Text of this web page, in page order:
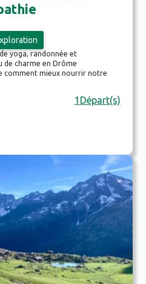
yoga, randonnée et
de charme en Drôme
comment mieux nourrir notre
1 Départ(s)